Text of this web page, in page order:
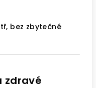
bez zbytečné
zdravé